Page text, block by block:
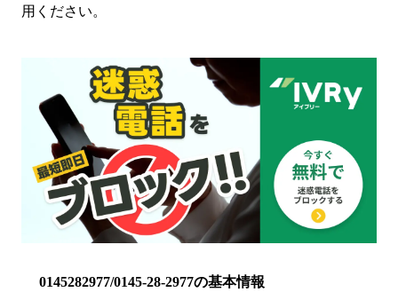
用ください。
0145282977/0145-28-2977の基本情報